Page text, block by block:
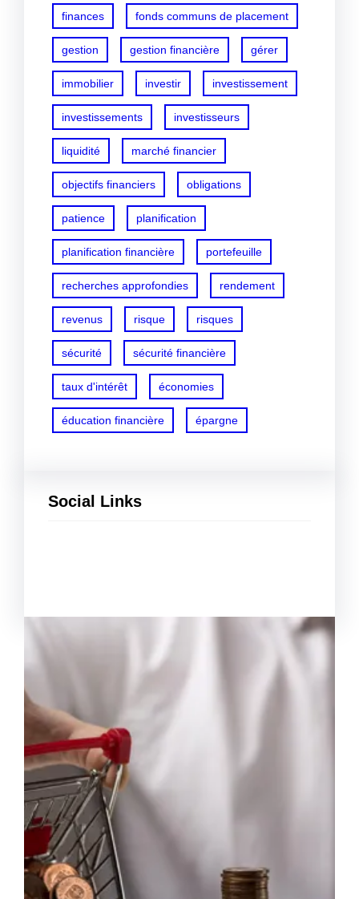
finances fonds communs de placement
gestion gestion financière gérer
immobilier investir investissement
investissements investisseurs
liquidité marché financier
objectifs financiers obligations
patience planification
planification financière portefeuille
recherches approfondies rendement
revenus risque risques
sécurité sécurité financière
taux d'intérêt économies
éducation financière épargne
Social Links